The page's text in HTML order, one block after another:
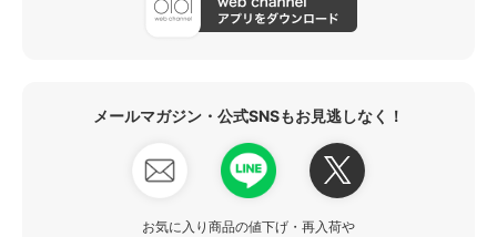
メールマガジン・公式SNSもお見逃しなく！
お気に入り商品の値下げ・再入荷や